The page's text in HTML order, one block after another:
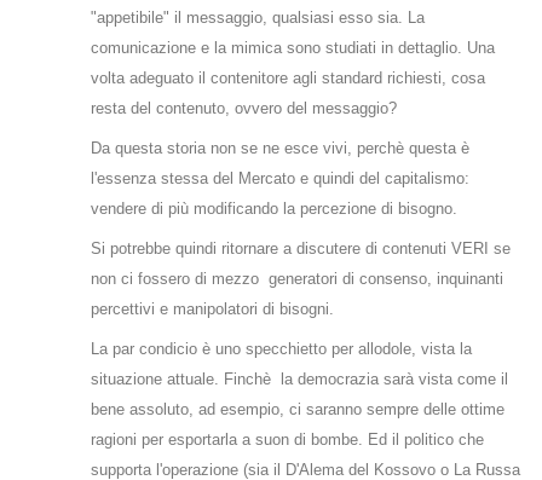
"appetibile" il messaggio, qualsiasi esso sia. La
comunicazione e la mimica sono studiati in dettaglio. Una
volta adeguato il contenitore agli standard richiesti, cosa
resta del contenuto, ovvero del messaggio?
Da questa storia non se ne esce vivi, perchè questa è
l'essenza stessa del Mercato e quindi del capitalismo:
vendere di più modificando la percezione di bisogno.
Si potrebbe quindi ritornare a discutere di contenuti VERI se
non ci fossero di mezzo generatori di consenso, inquinanti
percettivi e manipolatori di bisogni.
La par condicio è uno specchietto per allodole, vista la
situazione attuale. Finchè la democrazia sarà vista come il
bene assoluto, ad esempio, ci saranno sempre delle ottime
ragioni per esportarla a suon di bombe. Ed il politico che
supporta l'operazione (sia il D'Alema del Kossovo o La Russa